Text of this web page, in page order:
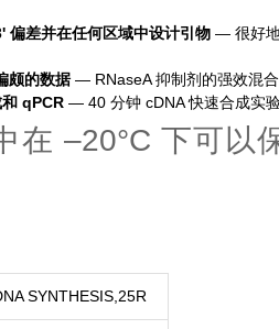
偏差并在任何区域中设计引物 — 很好
颇的数据— RNaseA 抑制剂的强效混
qPCR — 40 分钟 cDNA 快速合成实
在 –20°C 下可以
SYNTHESIS,25R